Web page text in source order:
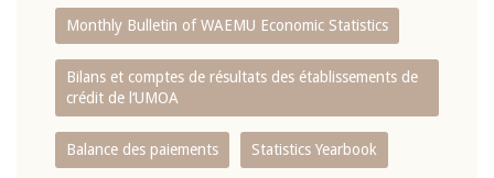
Monthly Bulletin of WAEMU Economic Statistics
Bilans et comptes de résultats des établissements de
crédit de l‘UMOA
Balance des paiements Statistics Yearbook